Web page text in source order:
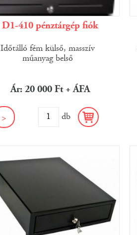
D1-410 pénztárgép fiók
Időtálló fém külső, masszív
műanyag belső
Ár: 20 000 Ft + ÁFA
> db